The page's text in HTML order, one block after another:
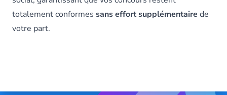
totalement conformes sans effort supplémentaire de
votre part.